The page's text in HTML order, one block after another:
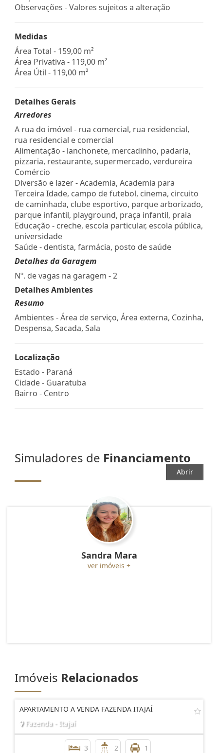
Observações - Valores sujeitos a alteração
Medidas
Área Total - 159,00 m²
Área Privativa - 119,00 m²
Área Útil - 119,00 m²
Detalhes Gerais
Arredores
A rua do imóvel - rua comercial, rua residencial,
rua residencial e comercial
Alimentação - lanchonete, mercadinho, padaria,
pizzaria, restaurante, supermercado, verdureira
Comércio
Diversão e lazer - Academia, Academia para
Terceira Idade, campo de futebol, cinema, circuito
de caminhada, clube esportivo, parque arborizado,
parque infantil, playground, praça infantil, praia
Educação - creche, escola particular, escola pública,
universidade
Saúde - dentista, farmácia, posto de saúde
Detalhes da Garagem
Nº. de vagas na garagem - 2
Detalhes Ambientes
Resumo
Ambientes - Área de serviço, Área externa, Cozinha,
Despensa, Sacada, Sala
Localização
Estado - Paraná
Cidade - Guaratuba
Bairro - Centro
Simuladores de Financiamento
Abrir
Sandra Mara
ver imóveis +
Imóveis Relacionados
APARTAMENTO A VENDA FAZENDA ITAJAÍ
Fazenda - Itajaí
3 2 1